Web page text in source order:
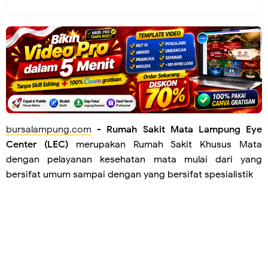
bursalampung.com - Rumah Sakit Mata Lampung Eye
Center (LEC)merupakan Rumah Sakit Khusus Mata
dengan pelayanan kesehatan mata mulai dari yang
bersifat umum sampai dengan yang bersifat spesialistik